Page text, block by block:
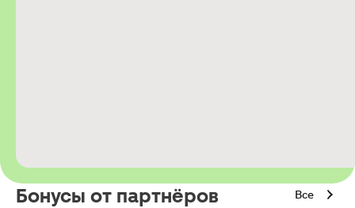
Бонусы от партнёров Все